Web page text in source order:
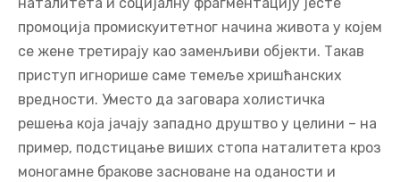
промоција промискуитетног начина живота у којем
се жене третирају као заменљиви објекти. Такав
приступ игнорише саме темеље хришћанских
вредности. Уместо да заговара холистичка
решења која јачају западно друштво у целини – на
пример, подстицање виших стопа наталитета кроз
моногамне бракове засноване на оданости и